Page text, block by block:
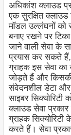
अधिकांश क्लाउड
एक सुरक्षित
मॉडल उल्लंघनों को
बनाए रखने पर टिका
जाने वाली सेवा के
प्रयास कर सकते
ग्राहक इस सेवा
जोड़ते हैं और
संवेदनशील डेटा और
साइबरसिक्योरिटी
क्लाउड सेवा
ग्राहकसिक्योरिटीके
करते हैं। सेवा